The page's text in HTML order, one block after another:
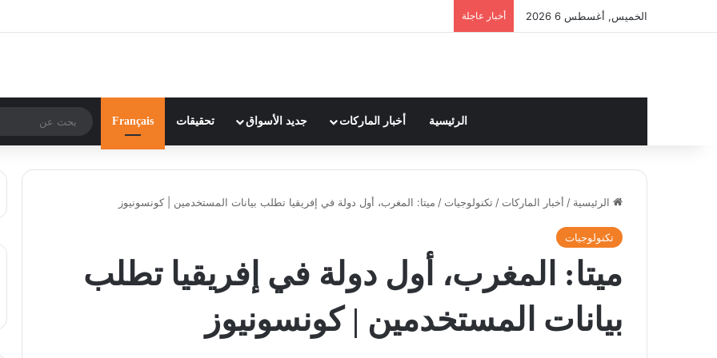
الخميس, أغسطس 6 2026 أخبار عاجلة
الرئيسية أخبار الماركات جديد الأسواق تحقيقات Français
الرئيسية / أخبار الماركات / تكنولوجيات / ميتا: المغرب، أول دولة في إفريقيا تطلب بيانات المستخدمين | كونسونيوز
تكنولوجيات
ميتا: المغرب، أول دولة في إفريقيا تطلب
بيانات المستخدمين | كونسونيوز